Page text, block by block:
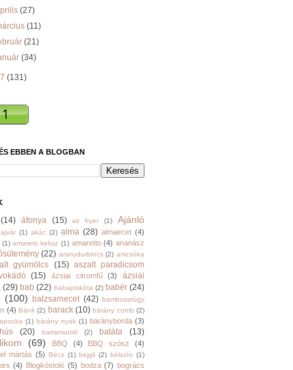
(27)
(11)
(21)
(34)
(131)
EBBEN A BLOGBAN
(14) áfonya (15) air fryer (1)
Ajánló
ajvár (1) akác (2) alma (28) almaecet (4)
(1) amaretti keksz (1) amaretto (4) ananász
(22) aranydurbincs (2) articsóka
gyümölcs (15) aszalt paradicsom
(15) ázsiai citromfű (3)
ázsiai
(29) bab (22) babapiskóta (2) babér (24)
(100) balzsamecet (42) bambuszrügy
(4) Bánk (2) barack (10) bárány comb (2)
(1) bárány nyak (1) bárányborda (3)
(20) barramundi (2) batáta (13)
(69) BBQ (4) BBQ szósz
(4)
mártás (5) Bécs (1) bejgli (2) bélszín (1)
(4) Blogkóstoló (5) bodza (7) bogrács